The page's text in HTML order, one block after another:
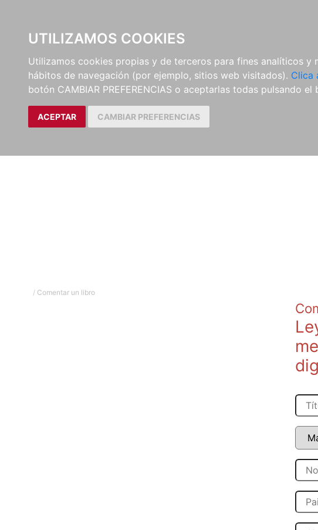
UTILIZAMOS COOKIES
Utilizamos cookies propias y de terceros para fines analíticos
hábitos de navegación (por ejemplo, sitios web visitados). Clica
botón CAMBIAR PREFERENCIAS o aceptarlas todas pulsando el
ACEPTAR CAMBIAR PREFERENCIAS
EDITORIAL E-
/ Comentar un libro